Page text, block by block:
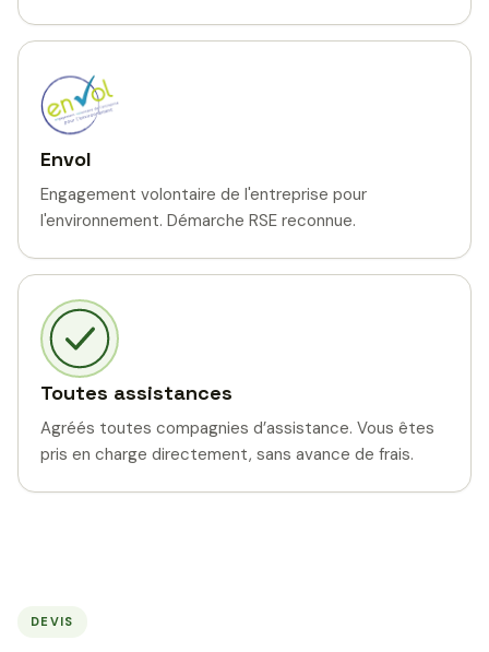
Envol
Engagement volontaire de l'entreprise pour
l'environnement. Démarche RSE reconnue.
Toutes assistances
Agréés toutes compagnies d’assistance. Vous êtes
pris en charge directement, sans avance de frais.
DEVIS